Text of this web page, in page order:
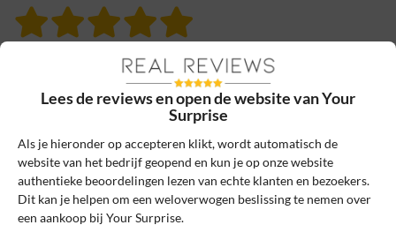
10
Zeer originele cadeaus. Je hoeft alleen de
site te openen en binnen een paar minuten
heb je iets gevonden. Sommige dingen kan
je zelfs nog bedrukken, ook per 1 stuks.
Lees de reviews en open de website van Your
Surprise
Als je hieronder op accepteren klikt, wordt automatisch de
website van het bedrijf geopend en kun je op onze website
authentieke beoordelingen lezen van echte klanten en bezoekers.
Dit kan je helpen om een weloverwogen beslissing te nemen over
een aankoop bij Your Surprise.